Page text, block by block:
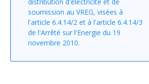
soumission au VREG, visées à
l'article 6.4.14/2 et à l'article 6.4.14/3
de l'Arrêté sur l'Energie du 19
novembre 2010.